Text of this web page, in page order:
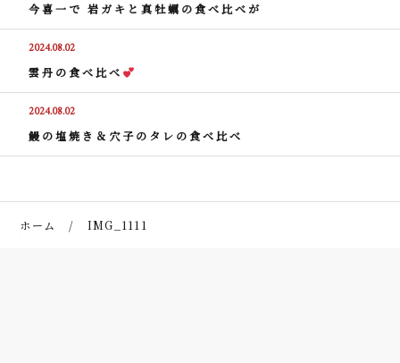
今喜一で 岩ガキと真牡蠣の食べ比べが
2024.08.02
雲丹の食べ比べ
2024.08.02
鰻の塩焼き＆穴子のタレの食べ比べ
ホーム IMG_1111